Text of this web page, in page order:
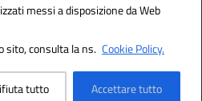
messi a disposizione da Web
sito, consulta la ns. Cookie Policy.
tutto Accettare tutto
by 3D Solution S.r.l.
by Designers Italia